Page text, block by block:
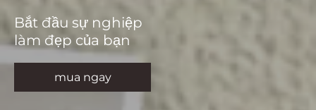
Bắt đầu sự nghiệp
làm đẹp của bạn
mua ngay